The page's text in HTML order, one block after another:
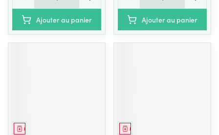
Ajouter au panier Ajouter au panier
Médicament Médicament